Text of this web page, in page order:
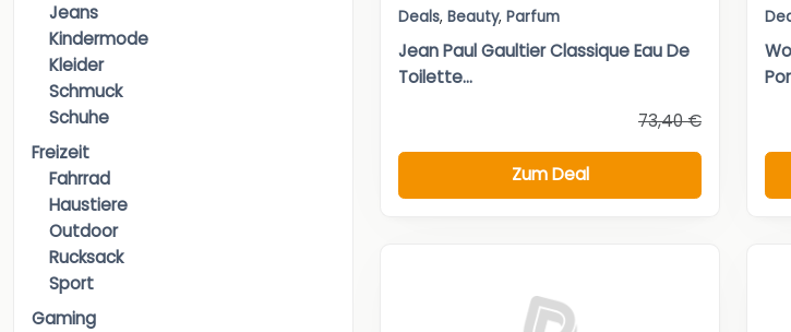
Jeans
Kindermode
Kleider
Schmuck
Schuhe
Freizeit
Fahrrad
Haustiere
Outdoor
Rucksack
Sport
Gaming
Deals, Beauty, Parfum
Jean Paul Gaultier Classique Eau De
Toilette...
73,40 €
Zum Deal